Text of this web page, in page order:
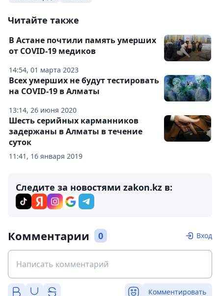
Читайте также
14:54, 01 марта 2023
В Астане почтили память умерших
от COVID-19 медиков
13:14, 26 июня 2020
Всех умерших не будут тестировать
на COVID-19 в Алматы
11:41, 16 января 2019
Шесть серийных карманников
задержаны в Алматы в течение
суток
Следите за новостями zakon.kz в:
Комментарии 0 Вход
Комментировать